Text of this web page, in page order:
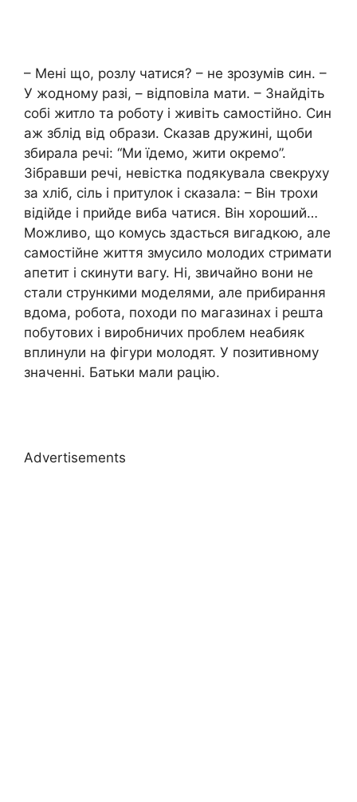
– Мені що, розлу чатися? – не зрозумів син. –
У жодному разі, – відповіла мати. – Знайдіть
собі житло та роботу і живіть самостійно. Син
аж зблід від образи. Сказав дружині, щоби
збирала речі: “Ми їдемо, жити окремо”.
Зібравши речі, невістка подякувала свекруху
за хліб, сіль і притулок і сказала: – Він трохи
відійде і прийде виба чатися. Він хороший…
Можливо, що комусь здасться вигадкою, але
самостійне життя змусило молодих стримати
апетит і скинути вагу. Ні, звичайно вони не
стали стрункими моделями, але прибирання
вдома, робота, походи по магазинах і решта
побутових і виробничих проблем неабияк
вплинули на фігури молодят. У позитивному
значенні. Батьки мали рацію.
Advertisements